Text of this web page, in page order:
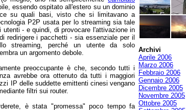
essendo ospitato all'estero su un dominio
su quali basi, visto che si limitavano a
P2P usata per lo streaming sia tale
- e quindi, di provocare l'attivazione in
redirigere i pacchetti - sia essenziale per il
streaming, perché un utente da solo
un argomento debole.
preoccupante è che, secondo tutti i
avrebbe ora ottenuto da tutti i maggiori
IP delle suddette emittenti cinesi vengano
filtri sui router.
è stata "promessa" poco tempo fa
Archivi
Aprile 2006
Marzo 2006
Febbraio 2006
Gennaio 2006
Dicembre 2005
Novembre 2005
Ottobre 2005